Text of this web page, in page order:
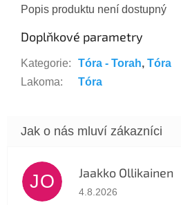
Popis produktu není dostupný
Doplňkové parametry
Kategorie: Tóra - Torah, Tóra
Lakoma: Tóra
JO Jaakko Ollikainen
Hodnocení obchodu je
4.8.2026